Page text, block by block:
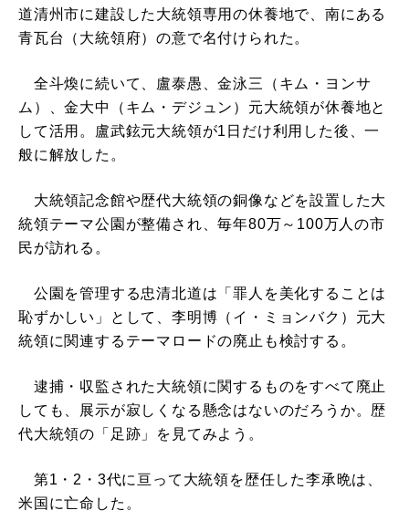
道清州市に建設した大統領専用の休養地で、南にある
青瓦台（大統領府）の意で名付けられた。
全斗煥に続いて、盧泰愚、金泳三（キム・ヨンサ
ム）、金大中（キム・デジュン）元大統領が休養地と
して活用。盧武鉉元大統領が1日だけ利用した後、一
般に解放した。
大統領記念館や歴代大統領の銅像などを設置した大
統領テーマ公園が整備され、毎年80万～100万人の市
民が訪れる。
公園を管理する忠清北道は「罪人を美化することは
恥ずかしい」として、李明博（イ・ミョンバク）元大
統領に関連するテーマロードの廃止も検討する。
逮捕・収監された大統領に関するものをすべて廃止
しても、展示が寂しくなる懸念はないのだろうか。歴
代大統領の「足跡」を見てみよう。
第1・2・3代に亘って大統領を歴任した李承晩は、
米国に亡命した。